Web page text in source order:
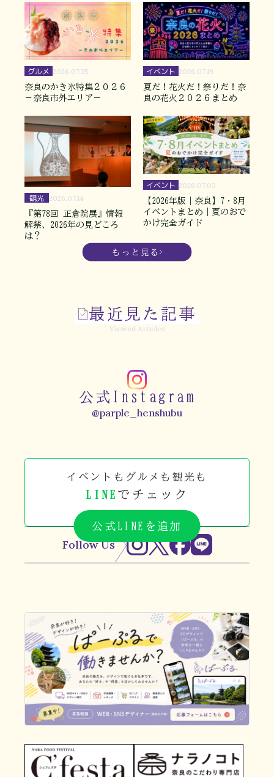
グルメ 2026.07.25
奈良のかき氷特集２０２６
－奈良市外エリア－
イベント 2026.07.19
夏だ！花火だ！祭りだ！奈
良の花火２０２６まとめ
観光 2026.07.14
『第78回 正倉院展』情報
解禁、2026年の見どころ
は？
イベント 2026.07.03
【2026年版｜奈良】7・8月
イベントまとめ｜夏のおで
かけ完全ガイド
もっと見る
最近見た記事
Viewed Articles
公式Instagram
@parple_henshubu
イベントもグルメも観光も
LINE でチェック
公式LINEを追加
Follow Us